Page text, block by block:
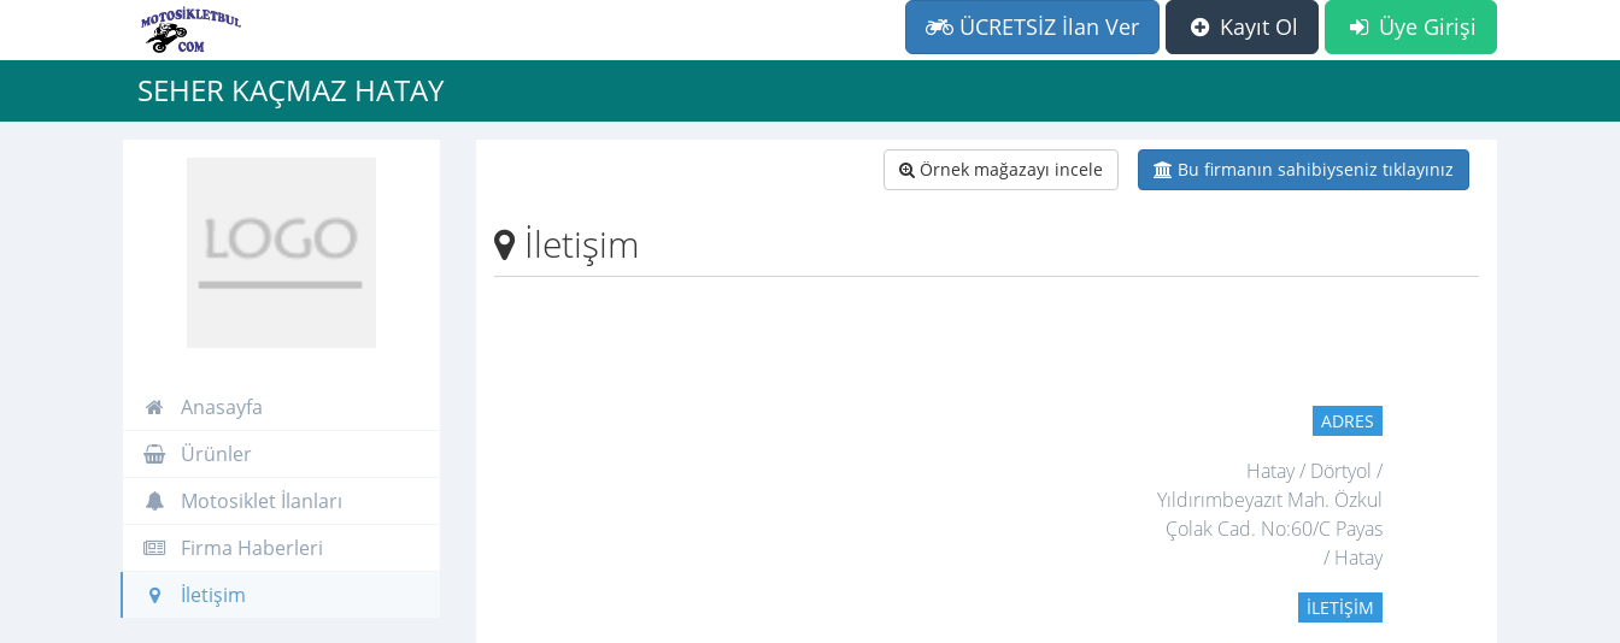
Üye Girişi
Kayıt Ol
ÜCRETSİZ İlan Ver
SEHER KAÇMAZ HATAY
Anasayfa
Ürünler
Motosiklet İlanları
Firma Haberleri
İletişim
Bu firmanın sahibiyseniz tıklayınız
Örnek mağazayı incele
İletişim
ADRES
Hatay / Dörtyol /
Yıldırımbeyazıt Mah. Özkul
Çolak Cad. No:60/C Payas
/ Hatay
İLETIŞIM